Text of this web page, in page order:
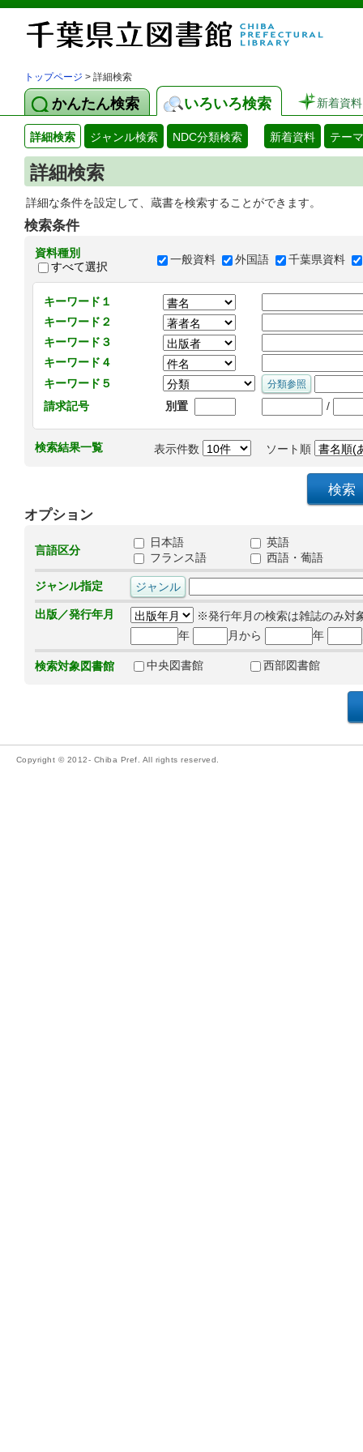
トップページ > 詳細検索
かんたん検索 いろいろ検索 新着資料
詳細検索 ジャンル検索 NDC分類検索 新着資料 テー
詳細検索
詳細な条件を設定して、蔵書を検索することができます。
検索条件
資料種別
すべて選択
一般資料 外国語 千葉県資料
キーワード１
キーワード２
キーワード３
キーワード４
キーワード５
請求記号
別置 /
検索結果一覧 表示件数 ソート順
オプション
言語区分
日本語
英語
フランス語
西語・葡語
ジャンル指定
出版／発行年月
※発行年月の検索は雑誌のみ対
年
月から 年
検索対象図書館 中央図書館 西部図書館
Copyright © 2012- Chiba Pref. All rights reserved.